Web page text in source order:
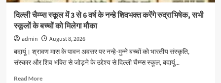
सरस्वती
विद्या
मंदिर
कॉलेज
में
दिल्ली चैम्प्स स्कूल में 3 से 6 वर्ष के नन्हे शिवभक्त करेंगे रुद्राभिषेक, सभी
स्कूलों के बच्चों को मिलेगा मौका
admin
August 8, 2026
बदायूं। श्रावण मास के पावन अवसर पर नन्हे-मुन्ने बच्चों को भारतीय संस्कृति,
संस्कार और शिव भक्ति से जोड़ने के उद्देश्य से दिल्ली चैम्प्स स्कूल, बदायूं...
Read MoreRead